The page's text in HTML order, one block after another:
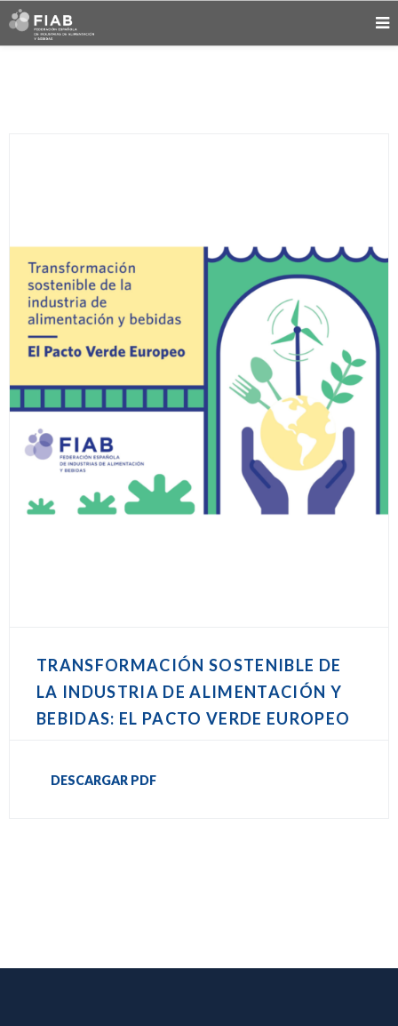
TRANSFORMACIÓN SOSTENIBLE DE
LA INDUSTRIA DE ALIMENTACIÓN Y
BEBIDAS: EL PACTO VERDE EUROPEO
DESCARGAR PDF